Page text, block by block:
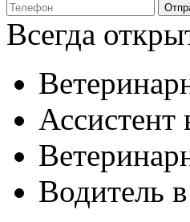
Всегда
Ассистент
Водитель